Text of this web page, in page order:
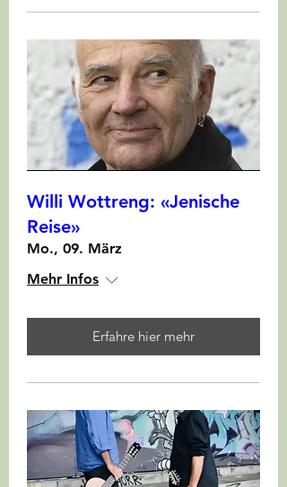
Willi Wottreng: «Jenische
Reise»
Mo., 09. März
Mehr Infos
Erfahre hier mehr